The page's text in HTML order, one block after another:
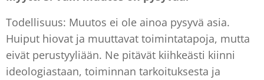
Todellisuus: Muutos ei ole ainoa pysyvä asia.
Huiput hiovat ja muuttavat toimintatapoja, mutta
eivät perustyyliään. Ne pitävät kiihkeästi kiinni
ideologiastaan, toiminnan tarkoituksesta ja